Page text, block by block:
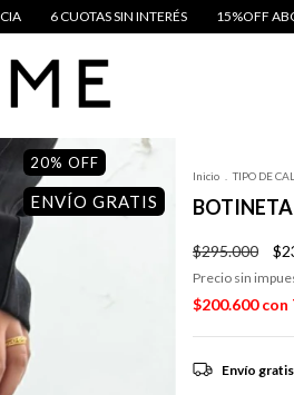
15%OFF ABONANDO CON TRANSFERENCIA
20% OFF
ENVÍO GRATIS
Inicio TIPO DE
$295.000
Precio sin
$200.600con
Envío gratis